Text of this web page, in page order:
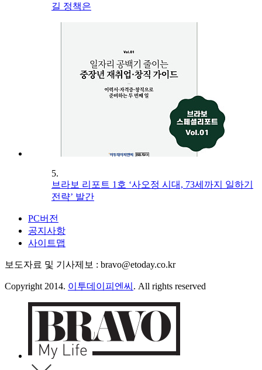
길 정책은
5.
브라보 리포트 1호 ‘사오정 시대, 73세까지 일하기
전략’ 발간
PC버전
공지사항
사이트맵
보도자료 및 기사제보 : bravo@etoday.co.kr
Copyright 2014. 이투데이피엔씨 . All rights reserved